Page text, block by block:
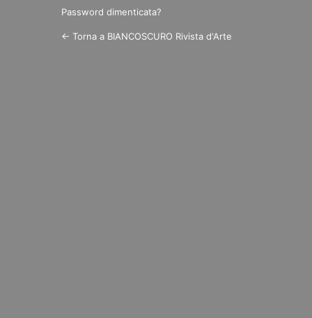
Password dimenticata?
← Torna a BIANCOSCURO Rivista d'Arte